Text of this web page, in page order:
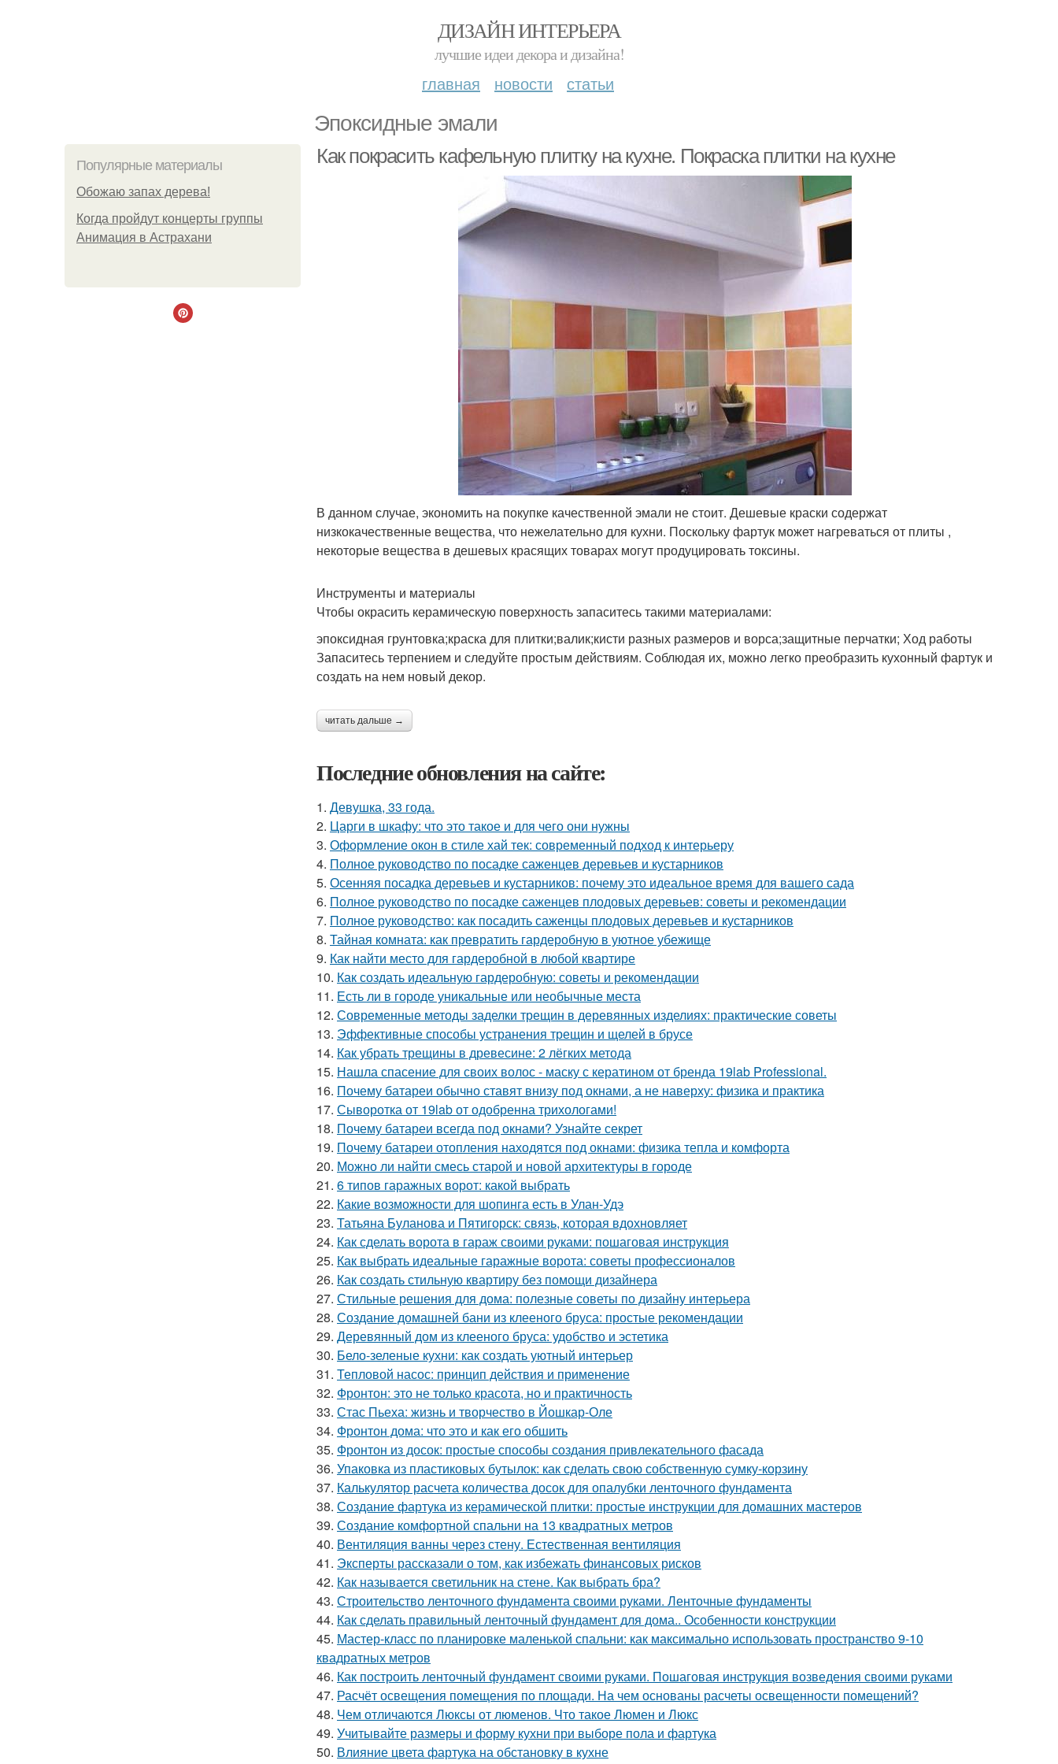
ДИЗАЙН ИНТЕРЬЕРА
лучшие идеи декора и дизайна!
главная новости статьи
Эпоксидные эмали
Популярные материалы
Обожaю зaпах деpева!
Когда пройдут концерты группы
Анимация в Астрахани
Как покрасить кафельную плитку на кухне. Покраска плитки на кухне
В данном случае, экономить на покупке качественной эмали не стоит. Дешевые краски содержат
низкокачественные вещества, что нежелательно для кухни. Поскольку фартук может нагреваться от плиты ,
некоторые вещества в дешевых красящих товарах могут продуцировать токсины.
Инструменты и материалы
Чтобы окрасить керамическую поверхность запаситесь такими материалами:
эпоксидная грунтовка;краска для плитки;валик;кисти разных размеров и ворса;защитные перчатки; Ход работы
Запаситесь терпением и следуйте простым действиям. Соблюдая их, можно легко преобразить кухонный фартук и
создать на нем новый декор.
читать дальше →
Последние обновления на сайте:
1. Девушка, 33 года.
2. Царги в шкафу: что это такое и для чего они нужны
3. Оформление окон в стиле хай тек: современный подход к интерьеру
4. Полное руководство по посадке саженцев деревьев и кустарников
5. Осенняя посадка деревьев и кустарников: почему это идеальное время для вашего сада
6. Полное руководство по посадке саженцев плодовых деревьев: советы и рекомендации
7. Полное руководство: как посадить саженцы плодовых деревьев и кустарников
8. Тайная комната: как превратить гардеробную в уютное убежище
9. Как найти место для гардеробной в любой квартире
10. Как создать идеальную гардеробную: советы и рекомендации
11. Есть ли в городе уникальные или необычные места
12. Современные методы заделки трещин в деревянных изделиях: практические советы
13. Эффективные способы устранения трещин и щелей в брусе
14. Как убрать трещины в древесине: 2 лёгких метода
15. Нашла спасение для своих волос - маску с кератином от бренда 19lab Professional.
16. Почему батареи обычно ставят внизу под окнами, а не наверху: физика и практика
17. Сыворотка от 19lab от одобренна трихологами!
18. Почему батареи всегда под окнами? Узнайте секрет
19. Почему батареи отопления находятся под окнами: физика тепла и комфорта
20. Можно ли найти смесь старой и новой архитектуры в городе
21. 6 типов гаражных ворот: какой выбрать
22. Какие возможности для шопинга есть в Улан-Удэ
23. Татьяна Буланова и Пятигорск: связь, которая вдохновляет
24. Как сделать ворота в гараж своими руками: пошаговая инструкция
25. Как выбрать идеальные гаражные ворота: советы профессионалов
26. Как создать стильную квартиру без помощи дизайнера
27. Стильные решения для дома: полезные советы по дизайну интерьера
28. Создание домашней бани из клееного бруса: простые рекомендации
29. Деревянный дом из клееного бруса: удобство и эстетика
30. Бело-зеленые кухни: как создать уютный интерьер
31. Тепловой насос: принцип действия и применение
32. Фронтон: это не только красота, но и практичность
33. Стас Пьеха: жизнь и творчество в Йошкар-Оле
34. Фронтон дома: что это и как его обшить
35. Фронтон из досок: простые способы создания привлекательного фасада
36. Упаковка из пластиковых бутылок: как сделать свою собственную сумку-корзину
37. Калькулятор расчета количества досок для опалубки ленточного фундамента
38. Создание фартука из керамической плитки: простые инструкции для домашних мастеров
39. Создание комфортной спальни на 13 квадратных метров
40. Вентиляция ванны через стену. Естественная вентиляция
41. Эксперты рассказали о том, как избежать финансовых рисков
42. Как называется светильник на стене. Как выбрать бра?
43. Строительство ленточного фундамента своими руками. Ленточные фундаменты
44. Как сделать правильный ленточный фундамент для дома.. Особенности конструкции
45. Мастер-класс по планировке маленькой спальни: как максимально использовать пространство 9-10
квадратных метров
46. Как построить ленточный фундамент своими руками. Пошаговая инструкция возведения своими руками
47. Расчёт освещения помещения по площади. На чем основаны расчеты освещенности помещений?
48. Чем отличаются Люксы от люменов. Что такое Люмен и Люкс
49. Учитывайте размеры и форму кухни при выборе пола и фартука
50. Влияние цвета фартука на обстановку в кухне